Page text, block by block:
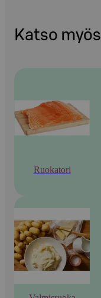
Katso myös
Ruokatori